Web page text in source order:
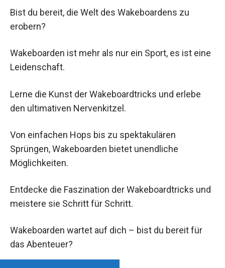
Bist du bereit, die Welt des Wakeboardens zu
erobern?
Wakeboarden ist mehr als nur ein Sport, es ist eine
Leidenschaft.
Lerne die Kunst der Wakeboardtricks und erlebe
den ultimativen Nervenkitzel.
Von einfachen Hops bis zu spektakulären
Sprüngen, Wakeboarden bietet unendliche
Möglichkeiten.
Entdecke die Faszination der Wakeboardtricks und
meistere sie Schritt für Schritt.
Wakeboarden wartet auf dich – bist du bereit für
das Abenteuer?